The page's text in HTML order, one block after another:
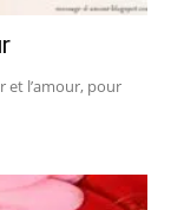
et l’amour, pour